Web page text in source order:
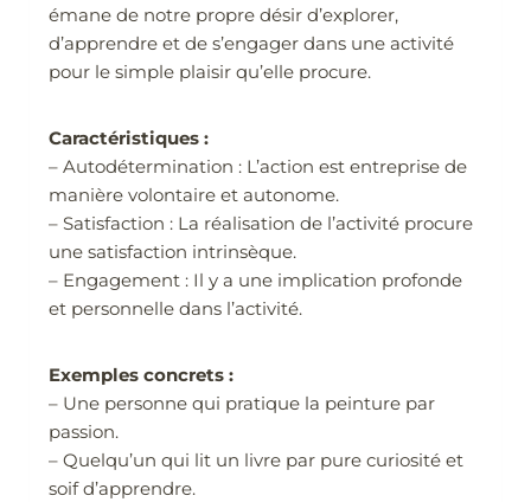
émane de notre propre désir d’explorer,
d’apprendre et de s’engager dans une activité
pour le simple plaisir qu’elle procure.
Caractéristiques :
– Autodétermination : L’action est entreprise de
manière volontaire et autonome.
– Satisfaction : La réalisation de l’activité procure
une satisfaction intrinsèque.
– Engagement : Il y a une implication profonde
et personnelle dans l’activité.
Exemples concrets :
– Une personne qui pratique la peinture par
passion.
– Quelqu’un qui lit un livre par pure curiosité et
soif d’apprendre.